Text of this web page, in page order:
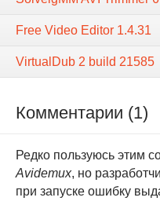
Free Video Editor 1.4.31
VirtualDub 2 build 21585
Комментарии (1)
Редко пользуюсь этим
Avidemux, но
при запуске ошибку